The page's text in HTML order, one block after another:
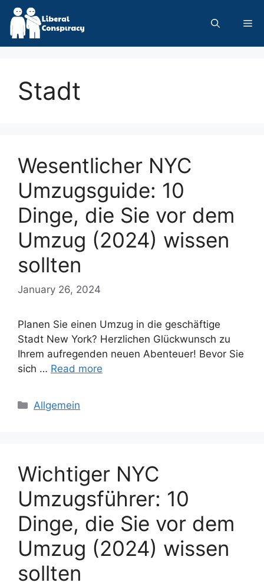
Skip
content
Stadt
Wesentlicher NYC
Umzugsguide: 10
Dinge, die Sie vor dem
Umzug (2024) wissen
sollten
January 26, 2024
Planen Sie einen Umzug in die geschäftige
Stadt New York? Herzlichen Glückwunsch zu
Ihrem aufregenden neuen Abenteuer! Bevor Sie
sich … Read more
Categories
Allgemein
Wichtiger NYC
Umzugsführer: 10
Dinge, die Sie vor dem
Umzug (2024) wissen
sollten